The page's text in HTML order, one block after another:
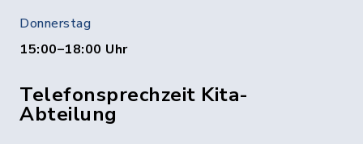
Donnerstag
15:00–18:00 Uhr
Telefonsprechzeit Kita-
Abteilung